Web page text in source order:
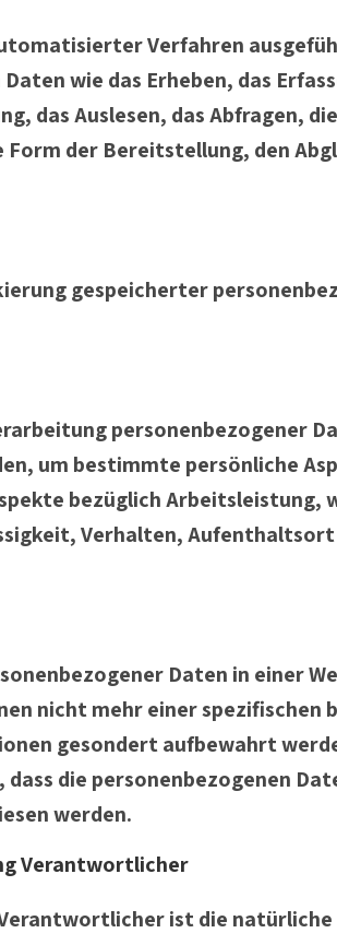
Verfahren
wie das Erheben, das
das Auslesen, das Abfragen,
der Bereitstellung, den
gespeicherter
personenbezogener
um bestimmte persönliche
bezüglich
Verhalten,
Daten in einer
nicht mehr einer
gesondert aufbewahrt
die personenbezogenen
werden.
Verantwortlicher
ist die